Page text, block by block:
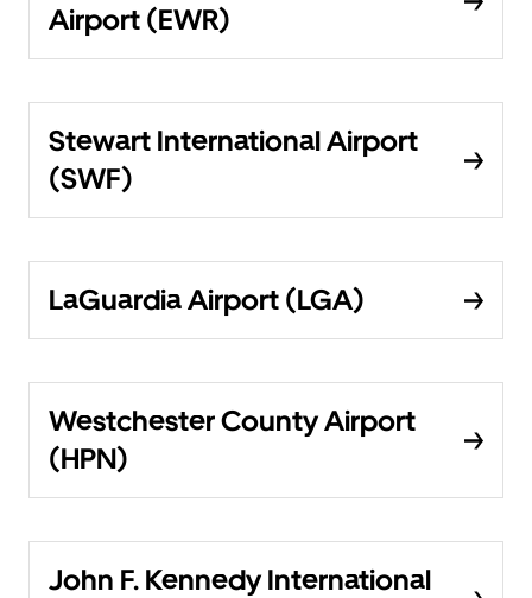
Airport (EWR)
Stewart International Airport
(SWF)
LaGuardia Airport (LGA)
Westchester County Airport
(HPN)
John F. Kennedy International